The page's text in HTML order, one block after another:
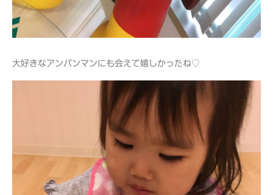
大好きなアンパンマンにも会えて嬉しかったね♡